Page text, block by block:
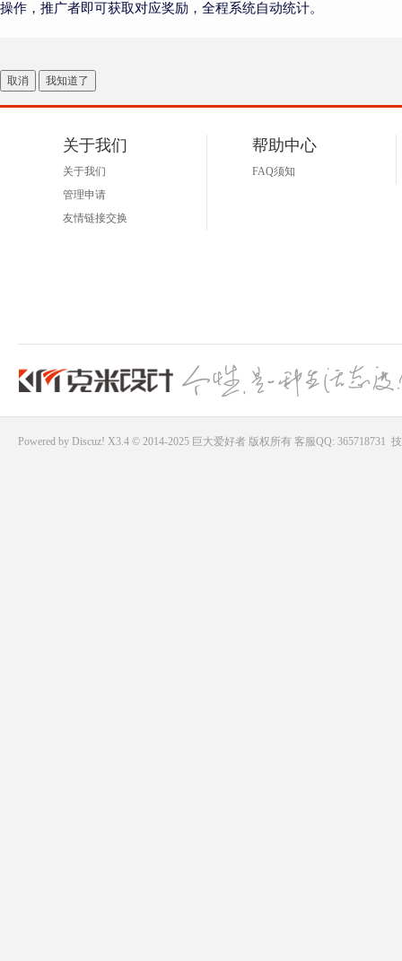
操作，推广者即可获取对应奖励，全程系统自动统计。
取消 我知道了
关于我们
关于我们
管理申请
友情链接交换
帮助中心
FAQ须知
Powered by Discuz! X3.4 © 2014-2025 巨大爱好者版权所有 客服QQ: 365718731